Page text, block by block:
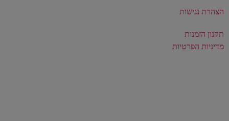
הצהרת נגישות
תקנון הזמנות
מדיניות הפרטיות